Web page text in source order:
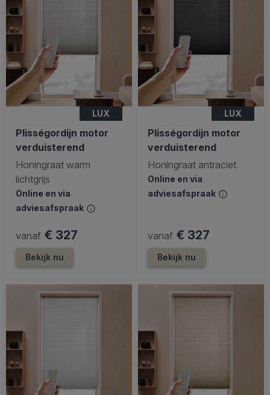
LUX
Plisségordijn motor
verduisterend
Honingraat warm
lichtgrijs
Online en via
adviesafspraak
vanaf € 327
Bekijk nu
LUX
Plisségordijn motor
verduisterend
Honingraat antraciet
Online en via
adviesafspraak
vanaf € 327
Bekijk nu